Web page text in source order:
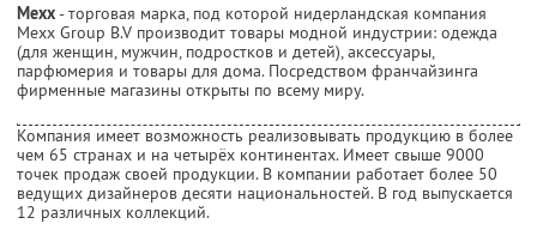
Mexx- торговая марка, под которой нидерландская компания
Mexx Group B.V производит товары модной индустрии: одежда
(для женщин, мужчин, подростков и детей), аксессуары,
парфюмерия и товары для дома. Посредством франчайзинга
фирменные магазины открыты по всему миру.
Компания имеет возможность реализовывать продукцию в более
чем 65 странах и на четырёх континентах. Имеет свыше 9000
точек продаж своей продукции. В компании работает более 50
ведущих дизайнеров десяти национальностей. В год выпускается
12 различных коллекций.